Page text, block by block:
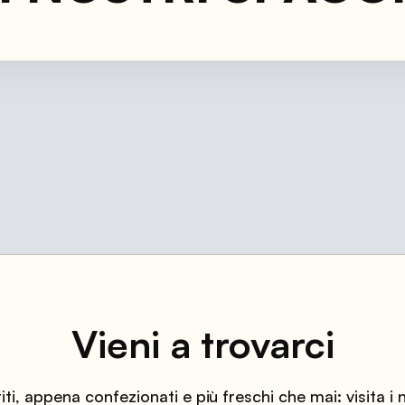
Vieni a trovarci
appena confezionati e più freschi che mai: visita i